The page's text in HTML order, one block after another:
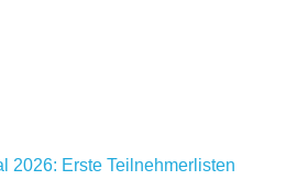
2026: Erste Teilnehmerlisten